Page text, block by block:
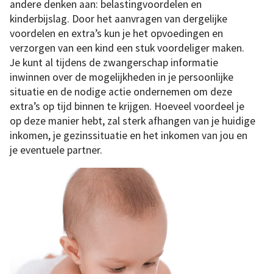
andere denken aan: belastingvoordelen en
kinderbijslag. Door het aanvragen van dergelijke
voordelen en extra’s kun je het opvoedingen en
verzorgen van een kind een stuk voordeliger maken.
Je kunt al tijdens de zwangerschap informatie
inwinnen over de mogelijkheden in je persoonlijke
situatie en de nodige actie ondernemen om deze
extra’s op tijd binnen te krijgen. Hoeveel voordeel je
op deze manier hebt, zal sterk afhangen van je huidige
inkomen, je gezinssituatie en het inkomen van jou en
je eventuele partner.